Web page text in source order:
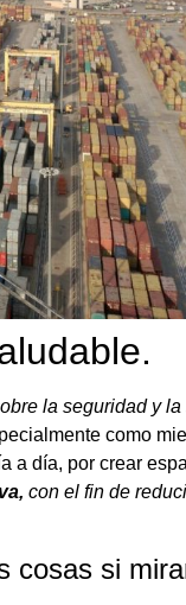
la seguridad y
como
a día, por crear
con el fin de
cosas si